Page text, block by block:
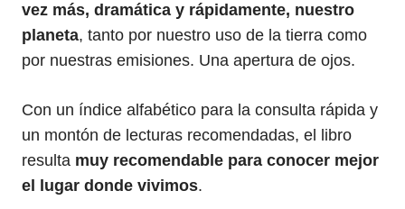
vez más, dramática y rápidamente, nuestro
planeta, tanto por nuestro uso de la tierra como
por nuestras emisiones. Una apertura de ojos.
Con un índice alfabético para la consulta rápida y
un montón de lecturas recomendadas, el libro
resulta muy recomendable para conocer mejor
el lugar donde vivimos.